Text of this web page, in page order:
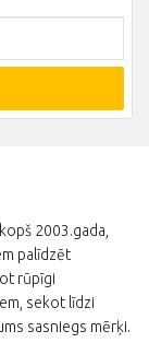
2003.gada,
palīdzēt
rūpīgi
sekot līdzi
sasniegs mērķi.